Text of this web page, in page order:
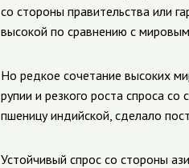
со стороны правительства или
высокой по сравнению с
Но редкое сочетание высоких
рупии и резкого роста спроса
пшеницу индийской, сделало
Устойчивый спрос со стороны